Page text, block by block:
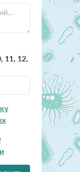
11, 12,